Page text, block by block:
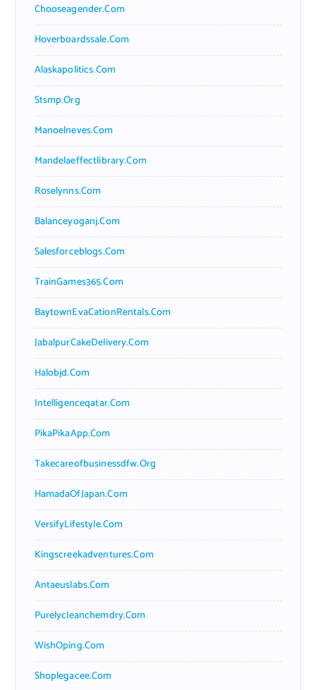
Chooseagender.com
Hoverboardssale.com
Alaskapolitics.com
Stsmp.org
Manoelneves.com
Mandelaeffectlibrary.com
Roselynns.com
Balanceyoganj.com
Salesforceblogs.com
TrainGames365.com
BaytownEvaCationRentals.com
JabalpurCakeDelivery.com
Halobjd.com
Intelligenceqatar.com
PikaPikaApp.com
Takecareofbusinessdfw.org
HamadaOfJapan.com
VersifyLifestyle.com
Kingscreekadventures.com
Antaeuslabs.com
Purelycleanchemdry.com
WishOping.com
Shoplegacee.com